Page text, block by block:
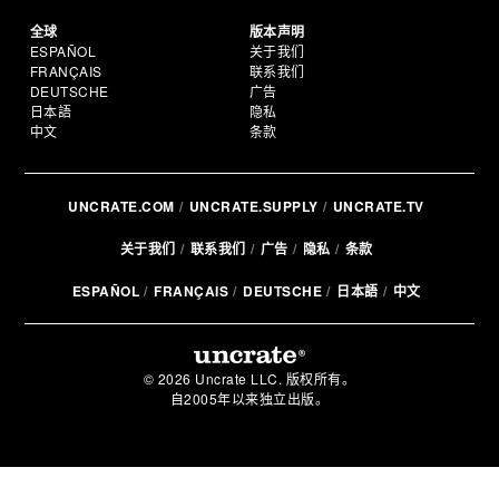
全球
ESPAÑOL
FRANÇAIS
DEUTSCHE
日本語
中文
版本声明
关于我们
联系我们
广告
隐私
条款
UNCRATE.COM UNCRATE.SUPPLY UNCRATE.TV
关于我们 联系我们 广告 隐私 条款
ESPAÑOL FRANÇAIS DEUTSCHE 日本語 中文
© 2026 Uncrate LLC. 版权所有。
自2005年以来独立出版。